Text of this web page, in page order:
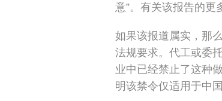
意”。有关该报告的更
如果该报道属实，那
法规要求。代工或委
业中已经禁止了这种
明该禁令仅适用于中国